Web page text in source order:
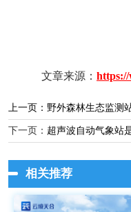
文章来源： https://
上一页： 野外森林生态监测
下一页： 超声波自动气象站
相关推荐